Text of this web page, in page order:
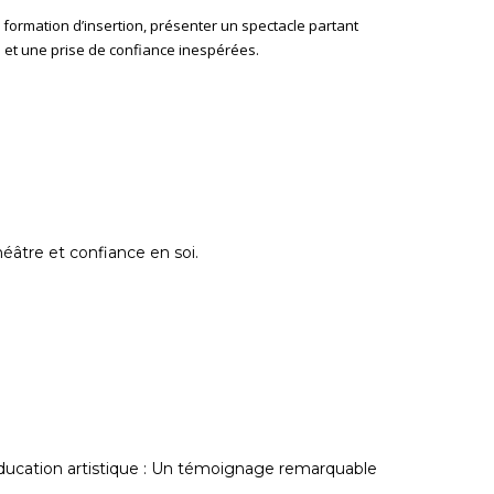
d’insertion, présenter un spectacle partant
une prise de confiance inespérées.
et confiance en soi.
artistique : Un témoignage remarquable